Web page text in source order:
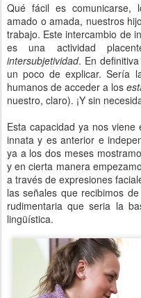
Qué fácil es comunicarse,
amado o amada, nuestros
trabajo. Este intercambio de
es una actividad
intersubjetividad. En
un poco de explicar. Sería
humanos de acceder a los
nuestro, claro). ¡Y sin
Esta capacidad ya nos
innata y es anterior e
ya a los dos meses
y en cierta manera
a través de expresiones
las señales que recibimos
rudimentaria que seria la
lingüística.